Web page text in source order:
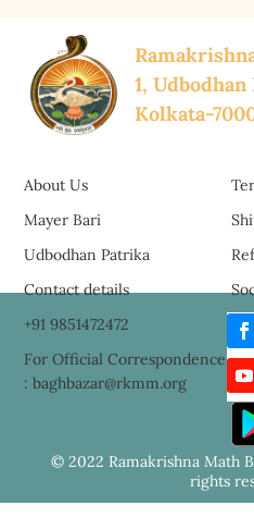
1,
Kolkata-
About Us
Mayer Bari
Udbodhan Patrika
Contact details
+91 9851472472
For Official Correspondence
: baghbazar@rkmm.org
© 2022 Ramakrishna Math
rights